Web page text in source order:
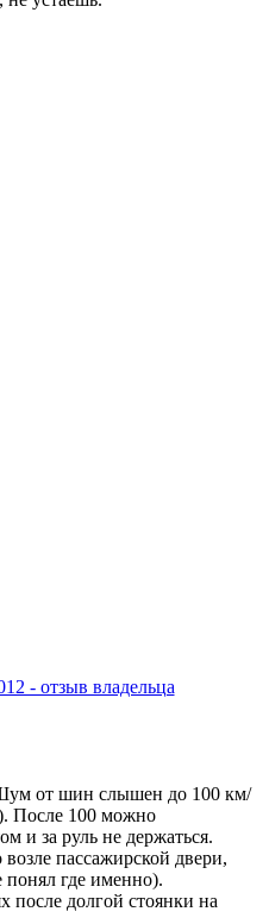
от шин слышен до 100 км/
После 100 можно
и за руль не держаться.
пассажирской двери,
понял где именно).
после долгой стоянки на